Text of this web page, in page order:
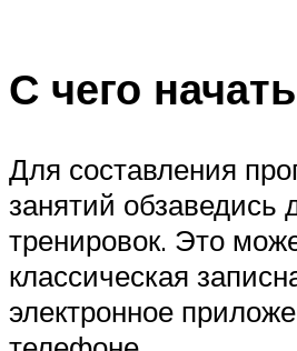
С чего начать
Для составления
занятий обзаведись
тренировок. Это
классическая
электронное